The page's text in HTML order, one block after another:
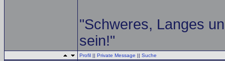
"Schweres, Langes
sein!"
Profil || Private Message || Suche